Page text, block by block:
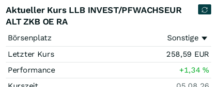
Aktueller Kurs LLB INVEST/PFWACHSEUR
ALT ZKB OE RA
Börsenplatz
Sonstige
Letzter Kurs
258,59 EUR
Performance
+1,34%